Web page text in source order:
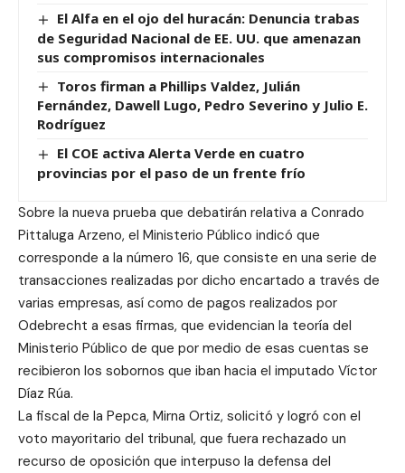
El Alfa en el ojo del huracán: Denuncia trabas
de Seguridad Nacional de EE. UU. que amenazan
sus compromisos internacionales
Toros firman a Phillips Valdez, Julián
Fernández, Dawell Lugo, Pedro Severino y Julio E.
Rodríguez
El COE activa Alerta Verde en cuatro
provincias por el paso de un frente frío
Sobre la nueva prueba que debatirán relativa a Conrado
Pittaluga Arzeno, el Ministerio Público indicó que
corresponde a la número 16, que consiste en una serie de
transacciones realizadas por dicho encartado a través de
varias empresas, así como de pagos realizados por
Odebrecht a esas firmas, que evidencian la teoría del
Ministerio Público de que por medio de esas cuentas se
recibieron los sobornos que iban hacia el imputado Víctor
Díaz Rúa.
La fiscal de la Pepca, Mirna Ortiz, solicitó y logró con el
voto mayoritario del tribunal, que fuera rechazado un
recurso de oposición que interpuso la defensa del